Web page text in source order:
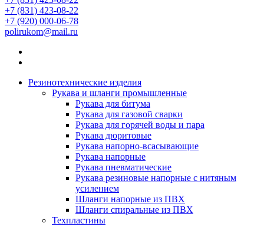
+7 (831) 423-08-22
+7 (920) 000-06-78
polirukom@mail.ru
Резинотехнические изделия
Рукава и шланги промышленные
Рукава для битума
Рукава для газовой сварки
Рукава для горячей воды и пара
Рукава дюритовые
Рукава напорно-всасывающие
Рукава напорные
Рукава пневматические
Рукава резиновые напорные с нитяным
усилением
Шланги напорные из ПВХ
Шланги спиральные из ПВХ
Техпластины